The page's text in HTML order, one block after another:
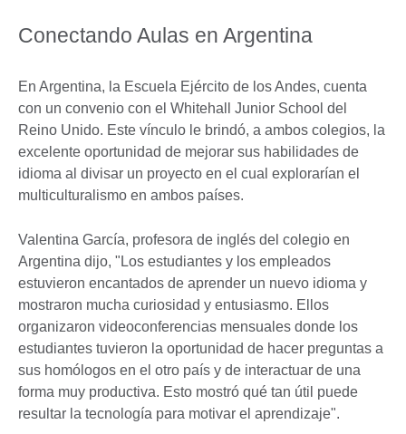
Conectando Aulas en Argentina
En Argentina, la Escuela Ejército de los Andes, cuenta
con un convenio con el Whitehall Junior School del
Reino Unido. Este vínculo le brindó, a ambos colegios, la
excelente oportunidad de mejorar sus habilidades de
idioma al divisar un proyecto en el cual explorarían el
multiculturalismo en ambos países.
Valentina García, profesora de inglés del colegio en
Argentina dijo, "Los estudiantes y los empleados
estuvieron encantados de aprender un nuevo idioma y
mostraron mucha curiosidad y entusiasmo. Ellos
organizaron videoconferencias mensuales donde los
estudiantes tuvieron la oportunidad de hacer preguntas a
sus homólogos en el otro país y de interactuar de una
forma muy productiva. Esto mostró qué tan útil puede
resultar la tecnología para motivar el aprendizaje".